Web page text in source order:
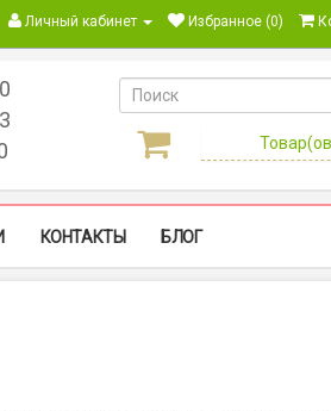
Личный кабинет Избранное (0)
КОНТАКТЫ БЛОГ